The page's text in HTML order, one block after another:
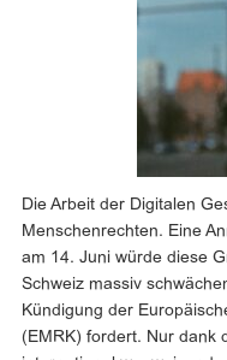
Die Arbeit der Digitalen
Menschenrechten. Eine
am 14. Juni würde diese
Schweiz massiv
Kündigung der
(EMRK) fordert. Nur dank